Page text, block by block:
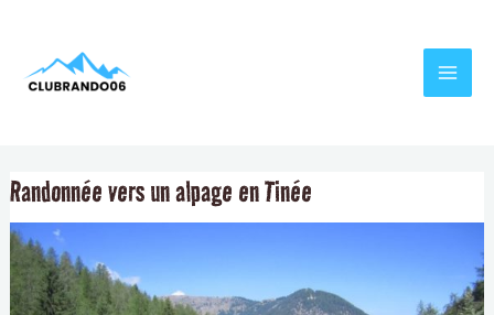
contenu
Randonnée vers un alpage en Tinée
de
l’article